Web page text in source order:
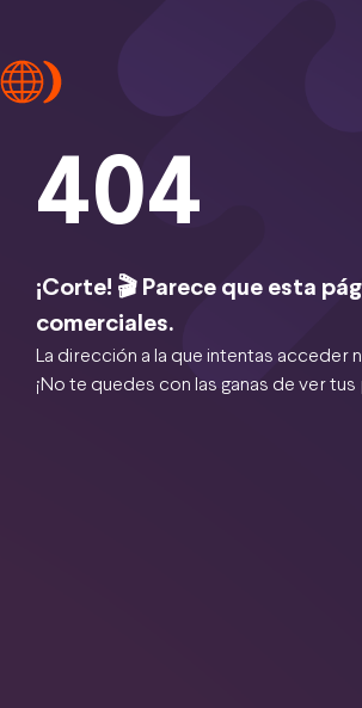
404
¡Corte! 🎬 Parece que esta
comerciales.
La dirección a la que intentas acceder
¡No te quedes con las ganas de ver